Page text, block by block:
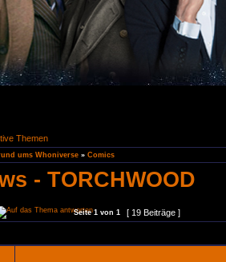
Themen
ums Whoniverse » Comics
- TORCHWOOD
Seite1 von 1 [ 19 Beiträge ]